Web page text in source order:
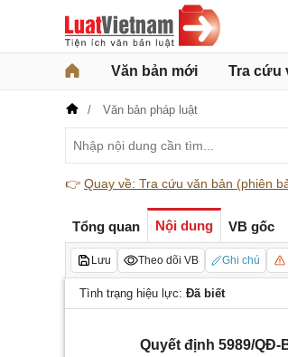
Văn bản mới Tra cứu
Văn bản pháp luật
👉 Quay về: Tra cứu văn bản (phiên
Tổng quan Nội dung VB gốc
Lưu Theo dõi VB Ghi chú
Tình trạng hiệu lực: Đã biết
Quyết định 5989/